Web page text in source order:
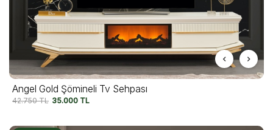
Angel Gold Şömineli Tv Sehpası
42.750TL 35.000 TL